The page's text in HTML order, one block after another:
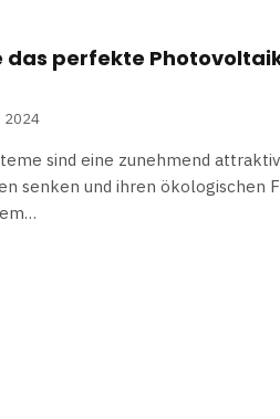
das perfekte
2024
sind eine zunehmend
senken und ihren ökologischen